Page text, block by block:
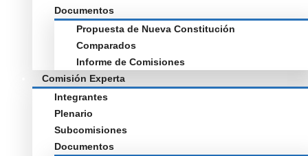
Documentos
Propuesta de Nueva Constitución
Comparados
Informe de Comisiones
Comisión Experta
Integrantes
Plenario
Subcomisiones
Documentos